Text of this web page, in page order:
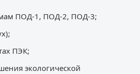
ПОД-1, ПОД-2, ПОД-3;
ПЭК;
экологической